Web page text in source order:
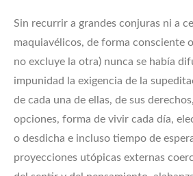
Sin recurrir a grandes conjuras ni a
maquiavélicos, de forma consciente
no excluye la otra) nunca se había
impunidad la exigencia de la
de cada una de ellas, de sus
opciones, forma de vivir cada día,
o desdicha e incluso tiempo de
proyecciones utópicas externas